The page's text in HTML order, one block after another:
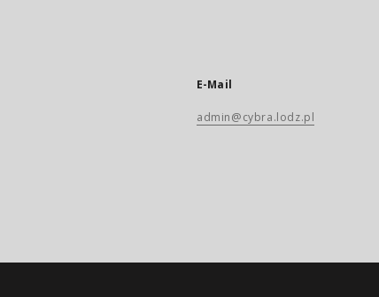
E-Mail
admin@cybra.lodz.pl